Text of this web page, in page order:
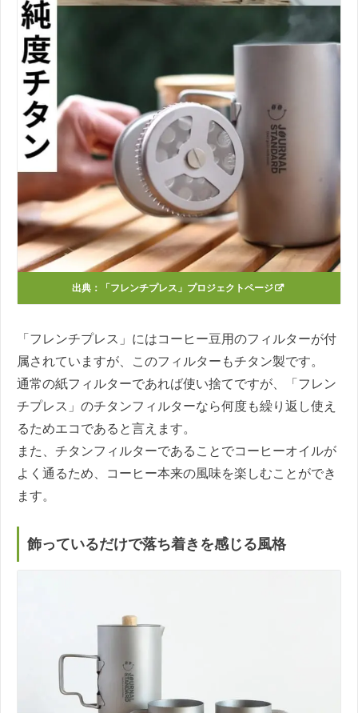
出典： 「フレンチプレス」プロジェクトページ
「フレンチプレス」にはコーヒー豆用のフィルターが付
属されていますが、このフィルターもチタン製です。
通常の紙フィルターであれば使い捨てですが、「フレン
チプレス」のチタンフィルターなら何度も繰り返し使え
るためエコであると言えます。
また、チタンフィルターであることでコーヒーオイルが
よく通るため、コーヒー本来の風味を楽しむことができ
ます。
飾っているだけで落ち着きを感じる風格